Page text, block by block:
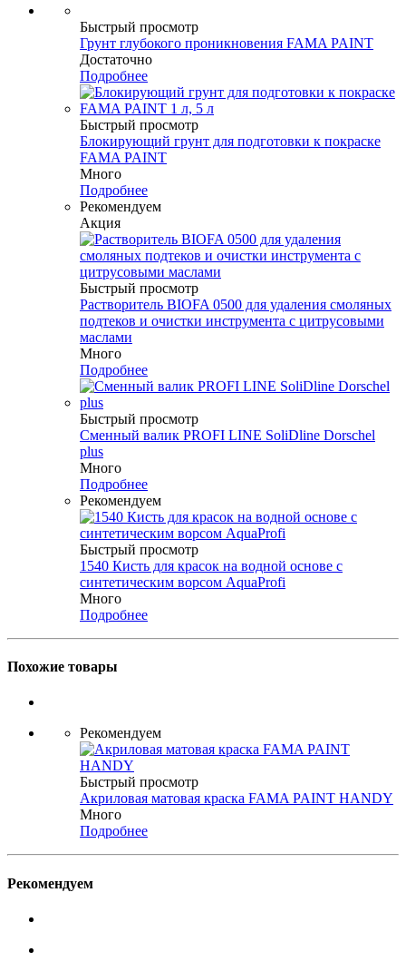
Быстрый просмотр
Грунт глубокого проникновения FAMA PAINT
Достаточно
Подробнее
Быстрый просмотр
Блокирующий грунт для подготовки к покраске
FAMA PAINT
Много
Подробнее
Рекомендуем
Акция
Быстрый просмотр
Растворитель BIOFA 0500 для удаления смоляных
подтеков и очистки инструмента с цитрусовыми
маслами
Много
Подробнее
Быстрый просмотр
Сменный валик PROFI LINE SoliDline Dorschel
plus
Много
Подробнее
Рекомендуем
Быстрый просмотр
1540 Кисть для красок на водной основе с
синтетическим ворсом AquaProfi
Много
Подробнее
Похожие товары
Рекомендуем
Быстрый просмотр
Акриловая матовая краска FAMA PAINT HANDY
Много
Подробнее
Рекомендуем